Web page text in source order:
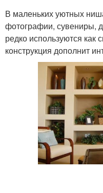
В маленьких уютных
фотографии, сувениры,
редко используются как
конструкция дополнит